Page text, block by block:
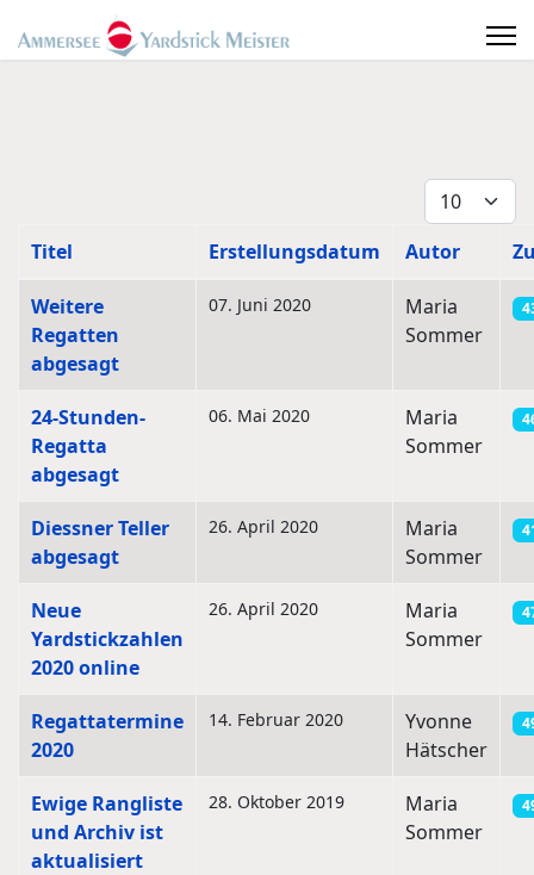
Anzeige #
Titel Erstellungsdatum Autor
Weitere
Regatten
abgesagt
07. Juni 2020
Maria
Sommer
24-Stunden-
Regatta
abgesagt
06. Mai 2020
Maria
Sommer
Diessner Teller
abgesagt
26. April 2020
Maria
Sommer
Neue
Yardstickzahlen
2020 online
26. April 2020
Maria
Sommer
Regattatermine
2020
14. Februar 2020
Yvonne
Hätscher
Ewige Rangliste
und Archiv ist
aktualisiert
28. Oktober 2019
Maria
Sommer